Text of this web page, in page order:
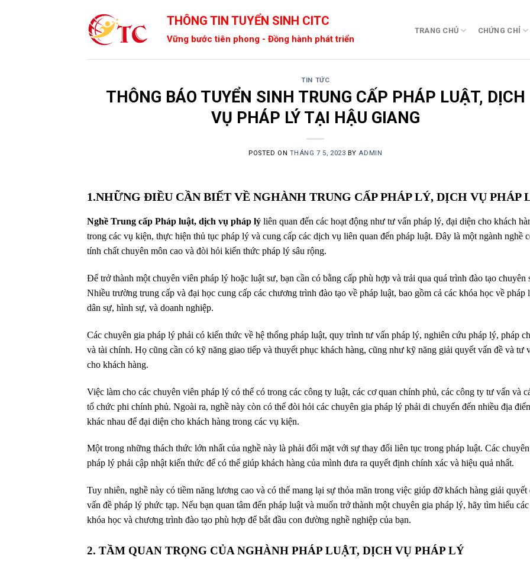
THÔNG TIN TUYỂN SINH CITC
Vững bước tiên phong - Đồng hành phát triển
TRANG CHỦ CHỨNG CHỈ
TIN TỨC
THÔNG BÁO TUYỂN SINH TRUNG CẤP PHÁP LUẬT, DỊCH
VỤ PHÁP LÝ TẠI HẬU GIANG
POSTED ON THÁNG 7 5, 2023 BY ADMIN
1.NHỮNG ĐIỀU CẦN BIẾT VỀ NGHÀNH TRUNG CẤP PHÁP LÝ, DỊCH VỤ PHÁP
Nghề Trung cấp Pháp luật, dịch vụ pháp lý liên quan đến các hoạt động như tư vấn pháp lý, đại diện cho khách
trong các vụ kiện, thực hiện thủ tục pháp lý và cung cấp các dịch vụ liên quan đến pháp luật. Đây là một ngành nghề
tính chất chuyên môn cao và đòi hỏi kiến thức pháp lý sâu rộng.
Để trở thành một chuyên viên pháp lý hoặc luật sư, bạn cần có bằng cấp phù hợp và trải qua quá trình đào tạo chuyên
Nhiều trường trung cấp và đại học cung cấp các chương trình đào tạo về pháp luật, bao gồm cả các khóa học về pháp
dân sự, hình sự, và doanh nghiệp.
Các chuyên gia pháp lý phải có kiến thức về hệ thống pháp luật, quy trình tư vấn pháp lý, nghiên cứu pháp lý, pháp
và tài chính. Họ cũng cần có kỹ năng giao tiếp và thuyết phục khách hàng, cũng như kỹ năng giải quyết vấn đề và tư
cho khách hàng.
Việc làm cho các chuyên viên pháp lý có thể có trong các công ty luật, các cơ quan chính phủ, các công ty tư vấn và
tổ chức phi chính phủ. Ngoài ra, nghề này còn có thể đòi hỏi các chuyên gia pháp lý phải di chuyển đến nhiều địa
khác nhau để đại diện cho khách hàng trong các vụ kiện.
Một trong những thách thức lớn nhất của nghề này là phải đối mặt với sự thay đổi liên tục trong pháp luật. Các
pháp lý phải cập nhật kiến thức để có thể giúp khách hàng của mình đưa ra quyết định chính xác và hiệu quả nhất.
Tuy nhiên, nghề này có tiềm năng lương cao và có thể mang lại sự thỏa mãn trong việc giúp đỡ khách hàng giải quyết
vấn đề pháp lý phức tạp. Nếu bạn quan tâm đến pháp luật và muốn trở thành một chuyên gia pháp lý, hãy tìm hiểu các
khóa học và chương trình đào tạo phù hợp để bắt đầu con đường nghề nghiệp của bạn.
2. TẦM QUAN TRỌNG CỦA NGHÀNH PHÁP LUẬT, DỊCH VỤ PHÁP LÝ